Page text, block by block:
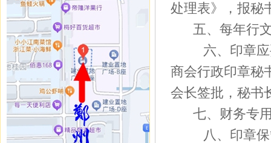
处理表》，报秘
五、每年行
六、印章
商会行政印章秘
会长签批，秘书
七、财务专
八、印章